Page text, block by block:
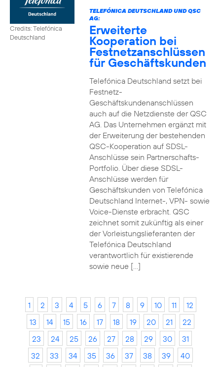
Credits: Telefónica
Deutschland
TELEFÓNICA DEUTSCHLAND UND QSC
AG:
Erweiterte
Kooperation bei
Festnetzanschlüssen
für Geschäftskunden
Telefónica Deutschland setzt bei
Festnetz-
Geschäftskundenanschlüssen
auch auf die Netzdienste der QSC
AG. Das Unternehmen ergänzt mit
der Erweiterung der bestehenden
QSC-Kooperation auf SDSL-
Anschlüsse sein Partnerschafts-
Portfolio. Über diese SDSL-
Anschlüsse werden für
Geschäftskunden von Telefónica
Deutschland Internet-, VPN- sowie
Voice-Dienste erbracht. QSC
zeichnet somit zukünftig als einer
der Vorleistungslieferanten der
Telefónica Deutschland
verantwortlich für existierende
sowie neue […]
1 2 3 4 5 6 7 8 9 10 11
12
13
14 15 16 17 18 19 20 21
22
23
24 25 26 27 28 29 30
31
32
33 34 35 36 37 38 39
40